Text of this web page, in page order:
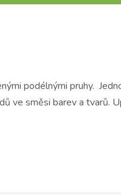
podélnými pruhy.
ve směsi barev a tvarů.